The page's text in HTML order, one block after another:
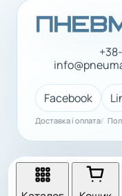
Facebook
Доставка і оплата